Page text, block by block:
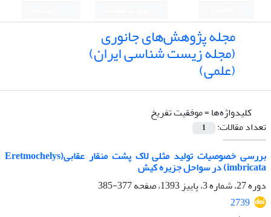
مجله پژوهش‌های جانوری
(مجله زیست شناسی ایران)
(علمی)
کلیدواژه‌ها =موفقیت تفریخ
تعداد مقالات:
1
بررسی خصوصیات تولید مثلی لاک پشت منقار عقابی(Eretmochelys
imbricata) در سواحل جزیره کیش
دوره 27، شماره 3، پاییز 1393، صفحه
377-385
2739